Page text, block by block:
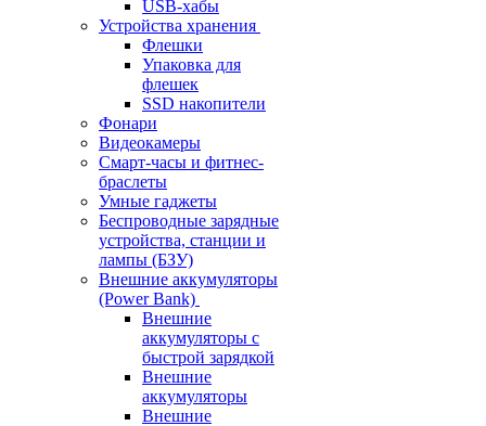
USB-хабы
Устройства хранения
Флешки
Упаковка для
флешек
SSD накопители
Фонари
Видеокамеры
Смарт-часы и фитнес-
браслеты
Умные гаджеты
Беспроводные зарядные
устройства, станции и
лампы (БЗУ)
Внешние аккумуляторы
(Power Bank)
Внешние
аккумуляторы с
быстрой зарядкой
Внешние
аккумуляторы
Внешние